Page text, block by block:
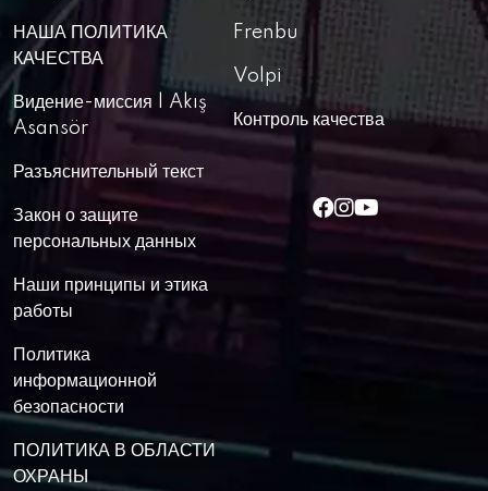
НАША ПОЛИТИКА
КАЧЕСТВА
Видение-миссия | Akış
Asansör
Разъяснительный текст
Закон о защите
персональных данных
Наши принципы и этика
работы
Политика
информационной
безопасности
ПОЛИТИКА В ОБЛАСТИ
ОХРАНЫ
Frenbu
Volpi
Контроль качества